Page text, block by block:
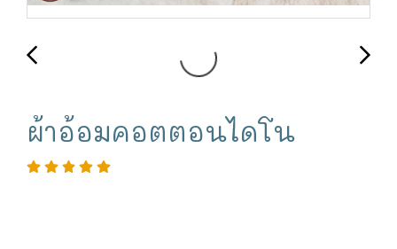
ผ้าอ้อมคอตตอนไดโน